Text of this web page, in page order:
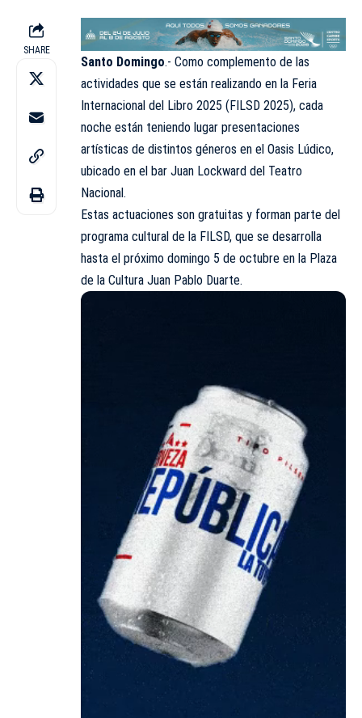
SHARE
Santo Domingo.- Como complemento de las
actividades que se están realizando en la Feria
Internacional del Libro 2025 (FILSD 2025), cada
noche están teniendo lugar presentaciones
artísticas de distintos géneros en el Oasis Lúdico,
ubicado en el bar Juan Lockward del Teatro
Nacional.
Estas actuaciones son gratuitas y forman parte del
programa cultural de la FILSD, que se desarrolla
hasta el próximo domingo 5 de octubre en la Plaza
de la Cultura Juan Pablo Duarte.